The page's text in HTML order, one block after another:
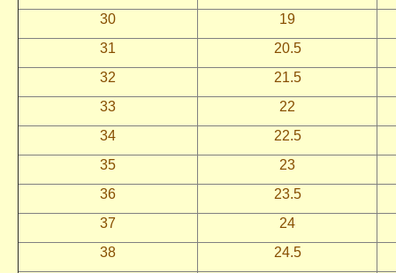
30
19
31
20.5
32
21.5
33
22
34
22.5
35
23
36
23.5
37
24
38
24.5